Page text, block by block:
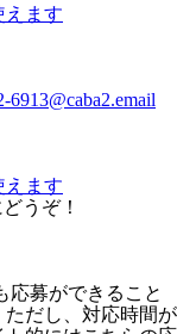
えます
6913@caba2.email
えます
うぞ！
応募ができること
だし、対応時間が